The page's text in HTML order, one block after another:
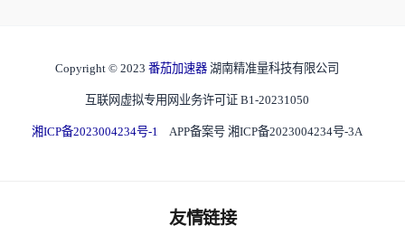
Copyright © 2023 番茄加速器 湖南精准量科技有限公司
互联网虚拟专用网业务许可证 B1-20231050
湘ICP备2023004234号-1 APP备案号 湘ICP备2023004234号-3A
友情链接